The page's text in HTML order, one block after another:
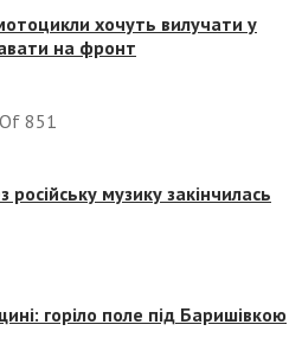
хочуть вилучати у
на фронт
Of 851
російську музику закінчилась
горіло поле під Баришівкою